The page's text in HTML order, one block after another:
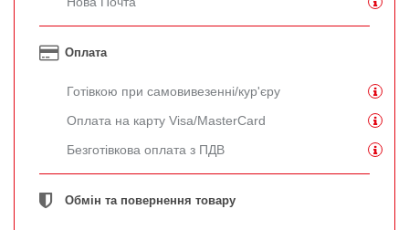
Оплата
Готівкою при самовивезенні/кур'єру
Оплата на карту Visa/MasterCard
Безготівкова оплата з ПДВ
Обмін та повернення товару